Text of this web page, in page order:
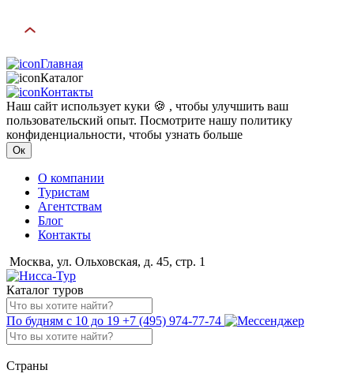
Главная
Каталог
Контакты
Наш сайт использует куки 🍪 , чтобы улучшить ваш
пользовательский опыт. Посмотрите нашу политику
конфиденциальности, чтобы узнать больше
Ок
О компании
Туристам
Агентствам
Блог
Контакты
Москва, ул. Ольховская, д. 45, стр. 1
Каталог туров
По будням с 10 до 19 +7 (495) 974-77-74
Страны